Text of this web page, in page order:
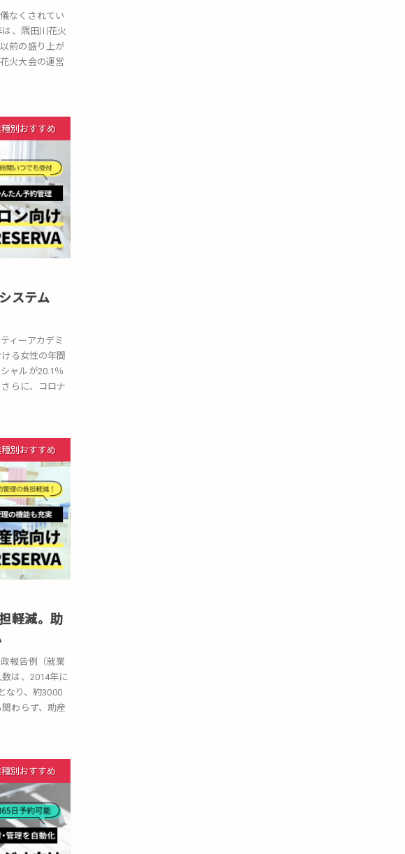
なくされてい
、隅田川花火
前の盛り上が
火大会の運営
種別おすすめ
ステム
ィーアカデミ
る女性の年間
ャルが20.1％
らに、コロナ
種別おすすめ
軽減。助
報告例（就業
は、2014年に
なり、約3000
わらず、助産
種別おすすめ